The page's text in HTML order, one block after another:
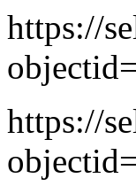
https://
https://